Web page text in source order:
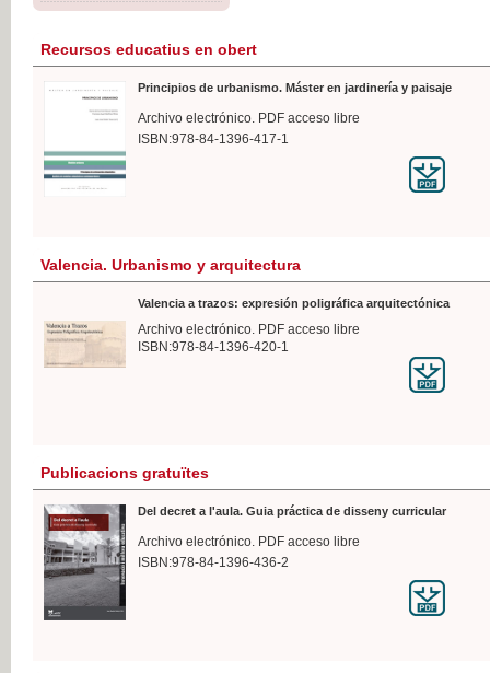
Recursos educatius en obert
Principios de urbanismo. Máster en jardinería y paisaje
Archivo electrónico. PDF acceso libre
ISBN:978-84-1396-417-1
Valencia. Urbanismo y arquitectura
Valencia a trazos: expresión poligráfica arquitectónica
Archivo electrónico. PDF acceso libre
ISBN:978-84-1396-420-1
Publicacions gratuïtes
Del decret a l'aula. Guia práctica de disseny curricular
Archivo electrónico. PDF acceso libre
ISBN:978-84-1396-436-2